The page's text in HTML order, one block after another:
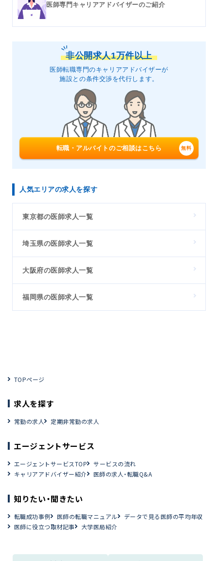
医師専門キャリアアドバイザーのご紹介
非公開求人1万件以上
医師転職専門のキャリアアドバイザーが
施設との条件交渉を代行します。
転職・アルバイトのご相談はこちら
人気エリアの求人を探す
東京都の医師求人一覧
埼玉県の医師求人一覧
大阪府の医師求人一覧
福岡県の医師求人一覧
TOPページ
求人を探す
常勤の求人 定期非常勤の求人
エージェントサービス
エージェントサービスTOP
サービスの流れ
キャリアアドバイザー紹介
医師の求人・転職Q&A
知りたい・聞きたい
転職成功事例 医師の転職マニュアル
データで見る医師の平均年収
医師に役立つ取材記事
大学医局紹介